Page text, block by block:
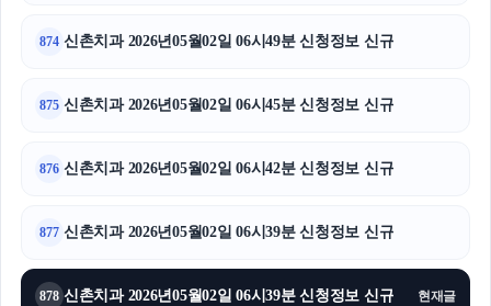
874 신촌치과 2026년05월02일 06시49분 신청정보 신규
875 신촌치과 2026년05월02일 06시45분 신청정보 신규
876 신촌치과 2026년05월02일 06시42분 신청정보 신규
877 신촌치과 2026년05월02일 06시39분 신청정보 신규
878 신촌치과 2026년05월02일 06시39분 신청정보 신규 현재글